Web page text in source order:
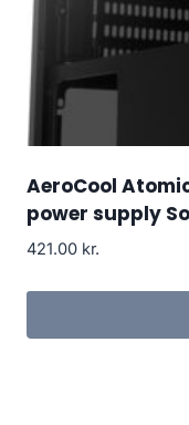
AeroCool
power supply
421.00 kr.